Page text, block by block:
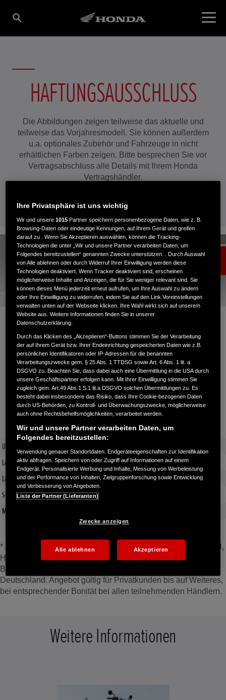
HAFTUNGSAUSSCHLUSS
Die Abbildungen zeigen teilweise das aktuelle und
teilweise das Vorjahresmodell. Sie können außerdem
u.a. optionales Zubehör und Fahrzeuge in nicht
erhältlichen Farben zeigen. Bitte besprechen Sie vor
Vertragsabschluss alle Details mit Ihrem Honda
Vertragshändler.
CMX500 REBEL: Ab 95,- € monatlich*
leasen
Leasingbeispiel CMX500 REBEL:*
UVP inkl. Überführung
Laufzeit (Monate)
36
Laufleistung pro Jahr in km
6.000
Sonderzahlung
Monatliche Rate
* Ein unverbindliches Leasingangebot der Honda Bank GmbH,
Hanauer Landstraße 222–226, 60314 Frankfurt am Main, auf
Basis der unverbindlichen Preisempfehlung von Honda
Deutschland. Angebot gültig für Privatkunden bis auf Weiteres,
bei entsprechender Bonität bei allen teilnehmenden Händlern.
Weitere Informationen
Ihre Privatsphäre ist uns wichtig
Wir und unsere1015 Partner speichern personenbezogene Daten, wie z. B.
Browsing-Daten oder eindeutige Kennungen, auf Ihrem Gerät und greifen
darauf zu . Wenn Sie Akzeptieren auswählen, können die Tracking-
Technologien die unter „Wir und unsere Partner verarbeiten Daten, um
Folgendes bereitzustellen“ genannten Zwecke unterstützen. . Durch Auswahl
von Alle ablehnen oder durch Widerruf Ihrer Einwilligung werden diese
Technologien deaktiviert. Wenn Tracker deaktiviert sind, erscheinen
möglicherweise Inhalte und Anzeigen, die für Sie weniger relevant sind. Sie
können dieses Menü jederzeit erneut aufrufen, um Ihre Auswahl zu ändern
oder Ihre Einwilligung zu widerrufen, indem Sie auf den Link Voreinstellungen
verwalten unten auf der Webseite klicken. Ihre Wahl wirkt sich auf unsere/n
Website aus. Weitere Informationen finden Sie in unserer
Datenschutzerklärung.
Durch das Klicken des „Akzeptieren“-Buttons stimmen Sie der Verarbeitung
der auf Ihrem Gerät bzw. Ihrer Endeinrichtung gespeicherten Daten wie z.B.
persönlichen Identifikatoren oder IP-Adressen für die benannten
Verarbeitungszwecke gem. § 25 Abs. 1 TTDSG sowie Art. 6 Abs. 1 lit. a
DSGVO zu. Beachten Sie, dass dabei auch eine Übermittlung in die USA durch
unsere Geschäftspartner erfolgen kann. Mit Ihrer Einwilligung stimmen Sie
zugleich gem. Art.49 Abs.1 S.1 lit.a DSGVO solchen Übermittlungen zu. Es
besteht dabei insbesondere das Risiko, dass Ihre Cookie-bezogenen Daten
durch US-Behörden, zu Kontroll- und Überwachungszwecke, möglicherweise
auch ohne Rechtsbehelfsmöglichkeiten, verarbeitet werden.
Wir und unsere Partner verarbeiten Daten, um
Folgendes bereitzustellen:
Verwendung genauer Standortdaten. Endgeräteeigenschaften zur Identifikation
aktiv abfragen. Speichern von oder Zugriff auf Informationen auf einem
Endgerät. Personalisierte Werbung und Inhalte, Messung von Werbeleistung
und der Performance von Inhalten, Zielgruppenforschung sowie Entwicklung
und Verbesserung von Angeboten.
Liste der Partner (Lieferanten)
Zwecke anzeigen
Alle ablehnen Akzeptieren